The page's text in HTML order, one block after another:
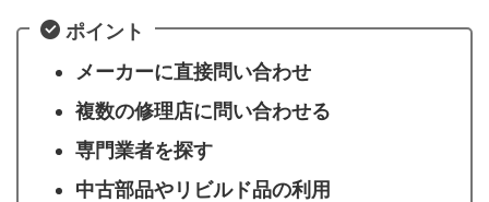
ポイント
メーカーに直接問い合わせ
複数の修理店に問い合わせる
専門業者を探す
中古部品やリビルド品の利用